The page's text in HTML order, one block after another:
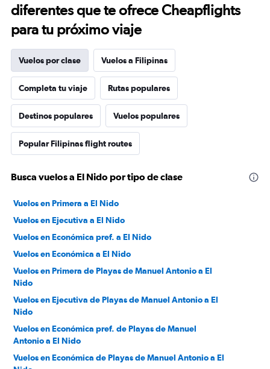
diferentes que te ofrece Cheapflights
para tu próximo viaje
Vuelos por clase Vuelos a Filipinas
Completa tu viaje Rutas populares
Destinos populares Vuelos populares
Popular Filipinas flight routes
Busca vuelos a El Nido por tipo de clase
Vuelos en Primera a El Nido
Vuelos en Ejecutiva a El Nido
Vuelos en Económica pref. a El Nido
Vuelos en Económica a El Nido
Vuelos en Primera de Playas de Manuel Antonio a El
Nido
Vuelos en Ejecutiva de Playas de Manuel Antonio a El
Nido
Vuelos en Económica pref. de Playas de Manuel
Antonio a El Nido
Vuelos en Económica de Playas de Manuel Antonio a El